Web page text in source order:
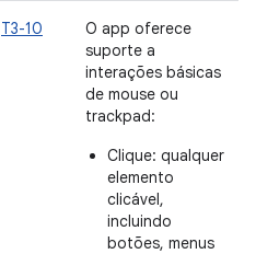
T3-10
O app oferece
suporte a
interações básicas
de mouse ou
trackpad:
Clique: qualquer
elemento
clicável,
incluindo
botões, menus